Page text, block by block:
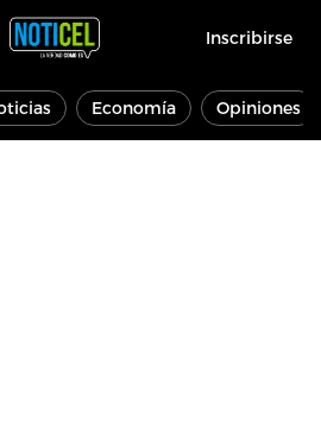
Inscribirse
Economía Opiniones